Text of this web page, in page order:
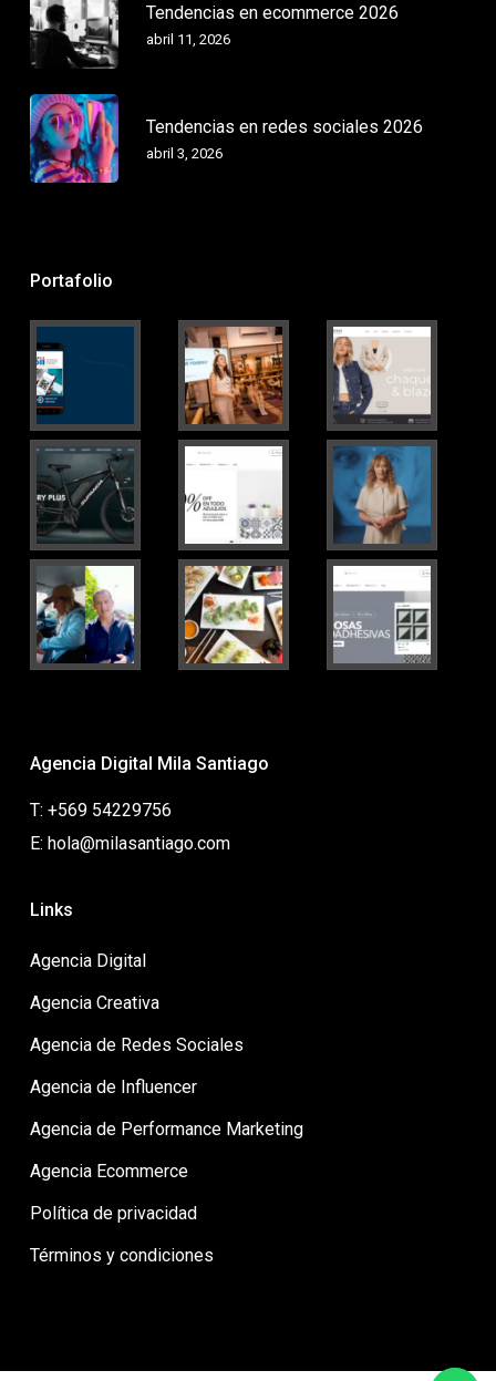
Tendencias en ecommerce 2026
abril 11, 2026
Tendencias en redes sociales 2026
abril 3, 2026
Portafolio
Agencia Digital Mila Santiago
T: +569 54229756
E: hola@milasantiago.com
Links
Agencia Digital
Agencia Creativa
Agencia de Redes Sociales
Agencia de Influencer
Agencia de Performance Marketing
Agencia Ecommerce
Política de privacidad
Términos y condiciones